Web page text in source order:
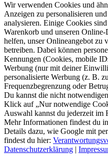
Wir verwenden Cookies und
Anzeigen zu personalisieren
analysieren. Einige Cookies
Warenkorb und unseren
helfen, unser Onlineangebot zu
betreiben. Dabei können
Kennungen (Cookies, mobile
Werbung (nur mit deiner
personalisierte Werbung (z. B.
Frequenzbegrenzung oder
Du kannst die nicht
Klick auf „Nur notwendige
Auswahl kannst du jederzeit im
Mehr Informationen findest du
Details dazu, wie Google mit
findest du hier:
Datenschutzerklärung |